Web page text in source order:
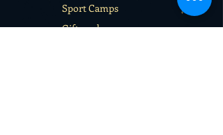
Sport Camps
Gift cards